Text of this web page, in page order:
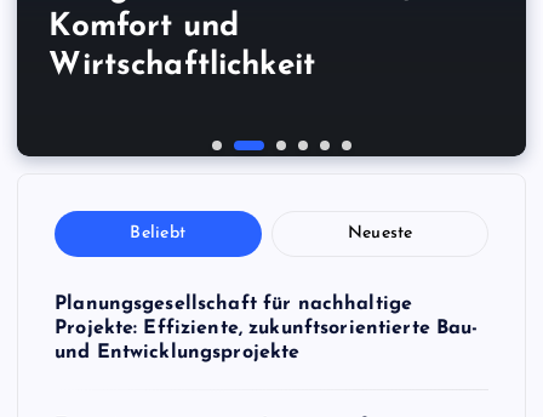
zukunftsorientierte Bau- und
Entwicklungsprojekte
Komfort und
Wirtschaftlichkeit
Meine erste Erfahrung mit
Lauschabwehr zum Festpreis
Bauernhof Steiermark im
Frühling
handgefertigten Möbeln von
lokalen Handwerkern
Gewinnspiel tatsächlich
gewonnen habe
Beliebt Neueste
Planungsgesellschaft für nachhaltige
Projekte: Effiziente, zukunftsorientierte Bau-
und Entwicklungsprojekte